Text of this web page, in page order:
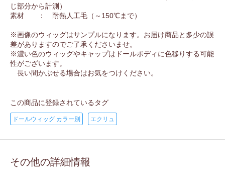
じ部分から計測）
素材 ： 耐熱人工毛（～150℃まで）
※画像のウィッグはサンプルになります。お届け商品と多少の誤
差がありますのでご了承くださいませ。
※濃い色のウィッグやキャップはドールボディに色移りする可能
性がございます。
長い間かぶせる場合はお気をつけください。
この商品に登録されているタグ
ドールウィッグ カラー別 エクリュ
その他の詳細情報